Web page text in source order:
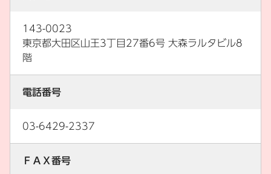
143-0023
東京都大田区山王3丁目27番6号 大森ラルタビル8
階
電話番号
03-6429-2337
ＦＡＸ番号